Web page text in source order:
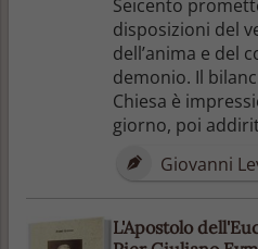
Seicento
disposizioni del
dell’anima e del
demonio. Il
Chiesa è
giorno, poi
Giovanni
L'Apostolo